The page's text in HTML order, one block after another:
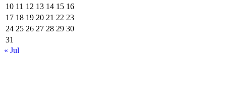
10 11 12 13 14 15 16
17 18 19 20 21 22 23
24 25 26 27 28 29 30
31
« Jul